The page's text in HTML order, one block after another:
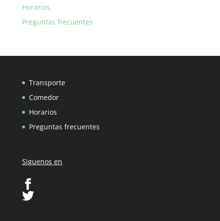
Horarios
Preguntas frecuentes
Transporte
Comedor
Horarios
Preguntas frecuentes
Siguenos en